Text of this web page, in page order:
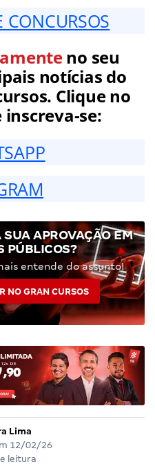
CONCURSOS
no seu
notícias do
Clique no
se:
APROVAÇÃO EM
PÚBLICOS?
entende do assunto!
NO GRAN CURSOS
Lima
12/02/26
leitura